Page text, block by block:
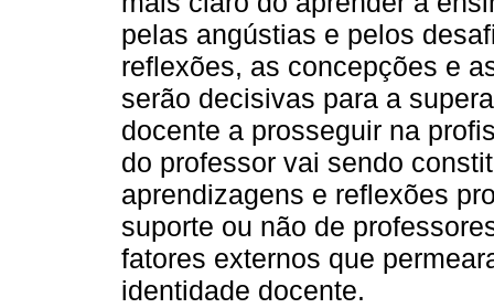
pelas angústias e pelos
reflexões, as concepções e
serão decisivas para a
docente a prosseguir na
do professor vai sendo
aprendizagens e reflexões
suporte ou não de
fatores externos que
identidade docente.